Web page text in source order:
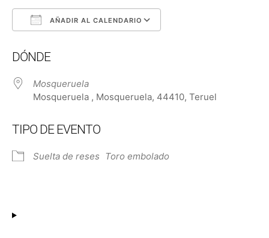
AÑADIR AL CALENDARIO
DÓNDE
Mosqueruela
Mosqueruela , Mosqueruela, 44410, Teruel
TIPO DE EVENTO
Suelta de reses Toro embolado